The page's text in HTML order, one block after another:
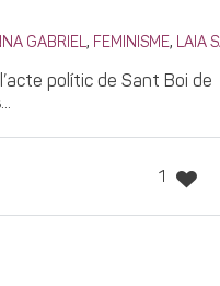
GABRIEL, FEMINISME, LAIA
polític de Sant Boi de
1